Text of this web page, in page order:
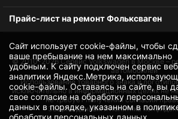
Сайт использует cookie-файлы, чтобы
ваше пребывание на нем максимально
удобным. К cайту подключен сервис
аналитики Яндекс.Метрика,
cookie-файлы. Оставаясь на сайте, вы
своесогласие на обработку
данных в порядке, указанном в
обработки персональных данных
Прайс-лист на ремонт Фольксваген
© 2010-2026Сервис Volkswagen в Москве –
автомобилей
Использование товарного знака и
исключительно в информационных целях не
не требует получения согласия
Защита данных и политика